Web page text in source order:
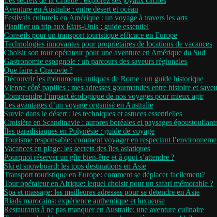
Aventure en Australie : entre désert et océan
Festivals culturels en Amérique : un voyage à travers les arts
Planifier un trip aux États-Unis : guide essentiel
Conseils pour un transport touristique efficace en Europe
Technologies innovantes pour propriétaires de locations de vacances
Choisir son tour opérateur pour une aventure en Amérique du Sud
Gastronomie espagnole : un parcours des saveurs régionales
Que faire à Cracovie ?
Découvrir les monuments antiques de Rome : un guide historique
Vienne côté papilles : mes adresses gourmandes entre histoire et
Comprendre l’impact écologique de nos voyages pour mieux agir
Les avantages d’un voyage organisé en Australie
Survie dans le désert : les techniques et astuces essentielles
Croisière en Scandinavie : aurores boréales et paysages
Îles paradisiaques en Polynésie : guide de voyage
Tourisme responsable: comment voyager en respectant
Vacances en plage: les secrets des îles asiatiques
Pourquoi réserver un gîte bien-être et à quoi s’attendre ?
Ski et snowboard: les tops destinations en Asie
Transport touristique en Europe: comment se déplacer facilement?
Tour opérateur en Afrique: lequel choisir pour un safari mémorable ?
Spa et massage: les meilleures adresses pour se détendre en Asie
Riads marocains: expérience authentique et luxueuse
Restaurants à ne pas manquer en Australie: une aventure culinaire